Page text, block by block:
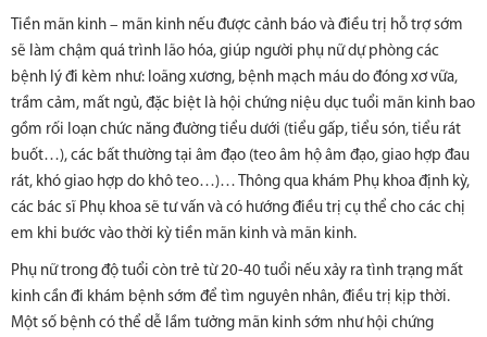
Tiền mãn kinh – mãn kinh nếu được cảnh báo và điều trị hỗ trợ sớm
sẽ làm chậm quá trình lão hóa, giúp người phụ nữ dự phòng các
bệnh lý đi kèm như: loãng xương, bệnh mạch máu do đóng xơ vữa,
trầm cảm, mất ngủ, đặc biệt là hội chứng niệu dục tuổi mãn kinh bao
gồm rối loạn chức năng đường tiểu dưới (tiểu gấp, tiểu són, tiểu rát
buốt…), các bất thường tại âm đạo (teo âm hộ âm đạo, giao hợp đau
rát, khó giao hợp do khô teo…)… Thông qua khám Phụ khoa định kỳ,
các bác sĩ Phụ khoa sẽ tư vấn và có hướng điều trị cụ thể cho các chị
em khi bước vào thời kỳ tiền mãn kinh và mãn kinh.
Phụ nữ trong độ tuổi còn trẻ từ 20-40 tuổi nếu xảy ra tình trạng mất
kinh cần đi khám bệnh sớm để tìm nguyên nhân, điều trị kịp thời.
Một số bệnh có thể dễ lầm tưởng mãn kinh sớm như hội chứng